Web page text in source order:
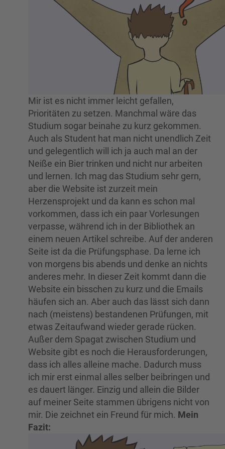
Mir ist es nicht immer leicht gefallen,
Prioritäten zu setzen. Manchmal wäre das
Studium sogar beinahe zu kurz gekommen.
Auch als Student hat man nicht unendlich Zeit
und gelegentlich will ich ja auch mal an der
Neiße ein Bier trinken und nicht nur arbeiten
und lernen. Ich mag das Studium sehr gern,
aber die Website ist zurzeit mein
Herzensprojekt und da kann es schon mal
vorkommen, dass ich ein paar Vorlesungen
verpasse, während ich in der Bibliothek an
einem neuen Artikel schreibe. Auf der anderen
Seite ist da die Prüfungsphase. Da lerne ich
von morgens bis abends und denke an nichts
anderes mehr. In dieser Zeit kommt dann die
Website ein bisschen zu kurz und die Emails
häufen sich an. Aber auch das lässt sich dann
nach (meistens) bestandenen Prüfungen, mit
etwas Zeitaufwand wieder gerade rücken.
Außer dem Spagat zwischen Studium und
Website gibt es noch die Herausforderungen,
dass ich alles alleine mache. Dadurch muss
ich mir erst einmal alles selber beibringen und
es dauert länger. Einzig und allein die Bilder
auf meiner Seite stammen übrigens nicht von
mir. Die zeichnet ein Freund für mich. Mein
Fazit: